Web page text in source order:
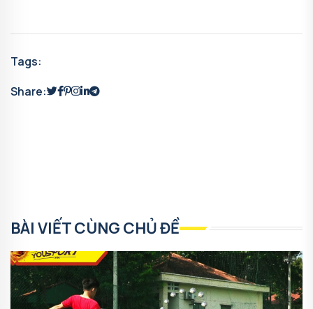
Tags:
Share:
BÀI VIẾT CÙNG CHỦ ĐỀ